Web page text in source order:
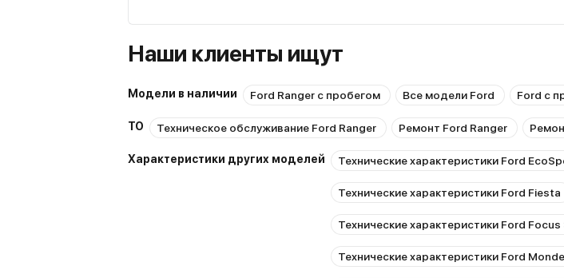
Наши клиенты ищут
Модели в наличии Ford Ranger с пробегом Все модели Ford Ford с
ТО Техническое обслуживание Ford Ranger Ремонт Ford Ranger
Характеристики других моделей Технические характеристики Ford
Технические характеристики Ford Fiesta
Технические характеристики Ford Focus
Технические характеристики Ford